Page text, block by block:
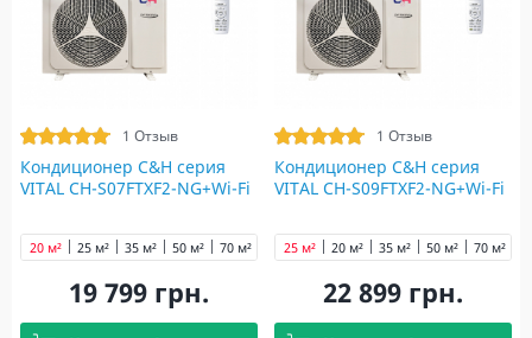
1 Отзыв
Кондиционер C&H cерия
VITAL CH-S07FTXF2-NG+Wi-Fi
20 м² 25 м² 35 м² 50 м² 70 м²
19 799 грн.
1 Отзыв
Кондиционер C&H cерия
VITAL CH-S09FTXF2-NG+Wi-Fi
20 м²
25 м² 35 м² 50 м² 70 м²
22 899 грн.